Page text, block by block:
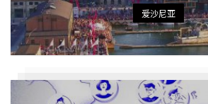
爱沙尼亚